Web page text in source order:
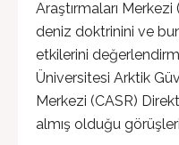
Araştırmaları Merkezi
deniz doktrinini ve
etkilerini
Üniversitesi Arktik
Merkezi (CASR)
almış olduğu